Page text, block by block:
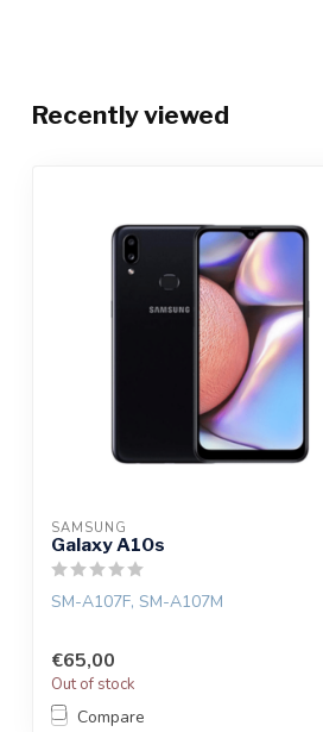
Recently viewed
SAMSUNG
Galaxy A10s
SM-A107F, SM-A107M
€65,00
Out of stock
Compare